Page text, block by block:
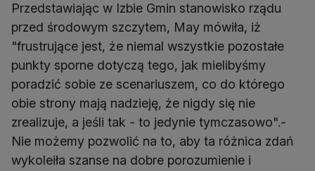
Przedstawiając w Izbie Gmin stanowisko rządu
przed środowym szczytem, May mówiła, iż
"frustrujące jest, że niemal wszystkie pozostałe
punkty sporne dotyczą tego, jak mielibyśmy
poradzić sobie ze scenariuszem, co do którego
obie strony mają nadzieję, że nigdy się nie
zrealizuje, a jeśli tak - to jedynie tymczasowo".-
Nie możemy pozwolić na to, aby ta różnica zdań
wykoleiła szanse na dobre porozumienie i